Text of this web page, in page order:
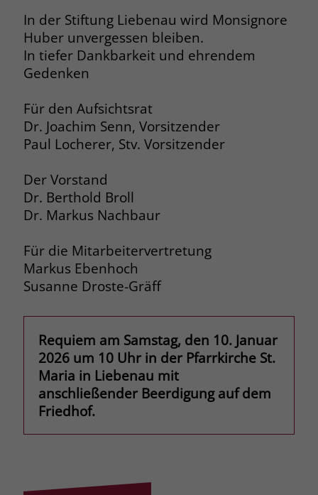
In der Stiftung Liebenau wird Monsignore
Huber unvergessen bleiben.
In tiefer Dankbarkeit und ehrendem
Gedenken
Für den Aufsichtsrat
Dr. Joachim Senn, Vorsitzender
Paul Locherer, Stv. Vorsitzender
Der Vorstand
Dr. Berthold Broll
Dr. Markus Nachbaur
Für die Mitarbeitervertretung
Markus Ebenhoch
Susanne Droste-Gräff
Requiem am Samstag, den 10. Januar
2026 um 10 Uhr in der Pfarrkirche St.
Maria in Liebenau mit
anschließender Beerdigung auf dem
Friedhof.
Laufzeit 90 Tage
Zweck
Dieses Cookie wird gesetzt, wenn ein
User über einen Klick auf eine Google
welche Werbeanzeige geklickt wurde,
sodass erzielte Erfolge wie z.B.
Bestellungen oder Kontaktanfragen der
Name _fbp
Laufzeit 3 Monate
Der Zweck von _fbp ist vollständig auf
Cookie ist ein Erstanbieter-Cookie, d. h.
Facebook platziert es, während ein
Verbraucher auf Facebook ist. Dieses
Cookie verfolgt die Besuche eines
Nutzers auf verschiedenen Websites
Facebook. Facebook kann dann die
bessere, relevantere Werbung zu